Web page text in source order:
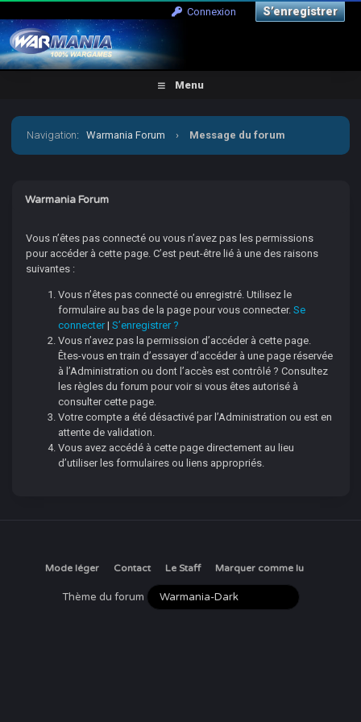
Connexion S’enregistrer
Menu
Navigation:Warmania Forum › Message du forum
Warmania Forum
Vous n’êtes pas connecté ou vous n’avez pas les permissions
pour accéder à cette page. C’est peut-être lié à une des raisons
suivantes :
Vous n’êtes pas connecté ou enregistré. Utilisez le
formulaire au bas de la page pour vous connecter.Se
connecter|S’enregistrer ?
Vous n’avez pas la permission d’accéder à cette page.
Êtes-vous en train d’essayer d’accéder à une page réservée
à l’Administration ou dont l’accès est contrôlé ? Consultez
les règles du forum pour voir si vous êtes autorisé à
consulter cette page.
Votre compte a été désactivé par l’Administration ou est en
attente de validation.
Vous avez accédé à cette page directement au lieu
d’utiliser les formulaires ou liens appropriés.
Mode léger Contact Le Staff Marquer comme lu
Thème du forum